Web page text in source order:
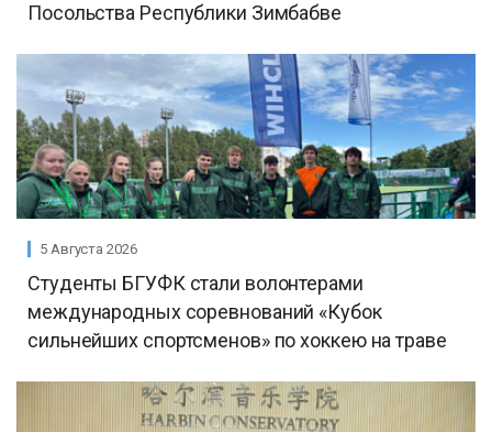
Посольства Республики Зимбабве
5 Августа 2026
Студенты БГУФК стали волонтерами
международных соревнований «Кубок
сильнейших спортсменов» по хоккею на траве